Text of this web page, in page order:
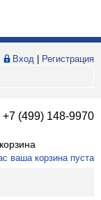
Вход
Регистрация
+7 (499) 148-9970
ваша корзина пуста